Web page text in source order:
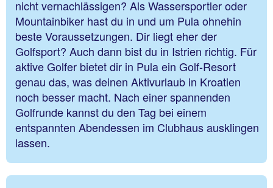
nicht vernachlässigen? Als Wassersportler oder
Mountainbiker hast du in und um Pula ohnehin
beste Voraussetzungen. Dir liegt eher der
Golfsport? Auch dann bist du in Istrien richtig. Für
aktive Golfer bietet dir in Pula ein Golf-Resort
genau das, was deinen Aktivurlaub in Kroatien
noch besser macht. Nach einer spannenden
Golfrunde kannst du den Tag bei einem
entspannten Abendessen im Clubhaus ausklingen
lassen.